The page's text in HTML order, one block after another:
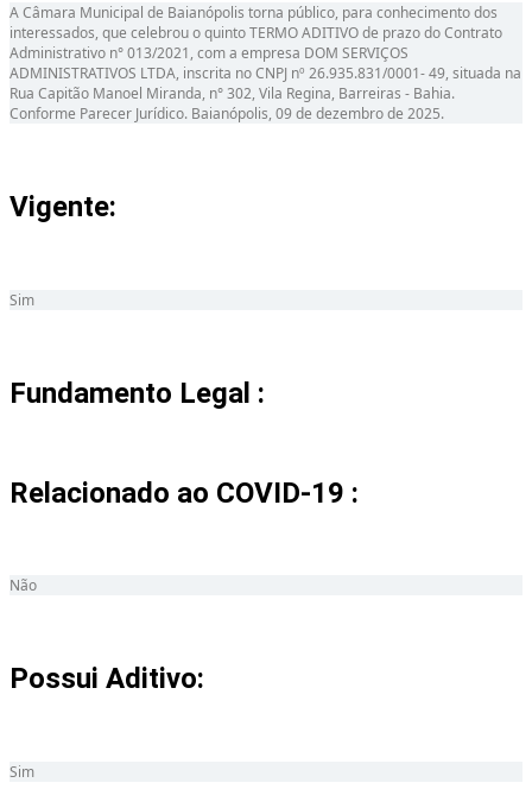
A Câmara Municipal de Baianópolis torna público, para conhecimento dos
interessados, que celebrou o quinto TERMO ADITIVO de prazo do Contrato
Administrativo n° 013/2021, com a empresa DOM SERVIÇOS
ADMINISTRATIVOS LTDA, inscrita no CNPJ nº 26.935.831/0001- 49, situada na
Rua Capitão Manoel Miranda, n° 302, Vila Regina, Barreiras - Bahia.
Conforme Parecer Jurídico. Baianópolis, 09 de dezembro de 2025.
Vigente:
Sim
Fundamento Legal :​
Relacionado ao COVID-19 :​
Não
Possui Aditivo:​
Sim